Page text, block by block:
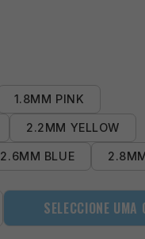
1.8MM PINK
2.2MM YELLOW
2.6MM BLUE
SELECCIONE UMA